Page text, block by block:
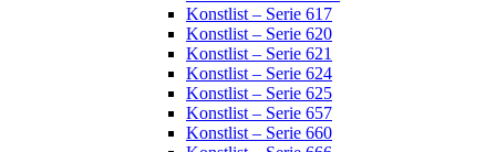
Konstlist – Serie 617
Konstlist – Serie 620
Konstlist – Serie 621
Konstlist – Serie 624
Konstlist – Serie 625
Konstlist – Serie 657
Konstlist – Serie 660